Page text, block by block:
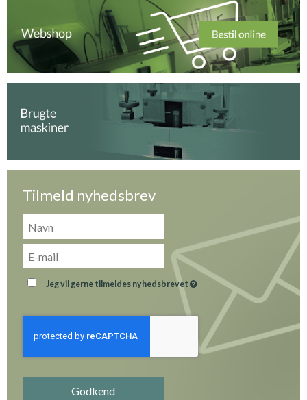
Tilmeld nyhedsbrev
Jeg vil gerne tilmeldes nyhedsbrevet
Godkend